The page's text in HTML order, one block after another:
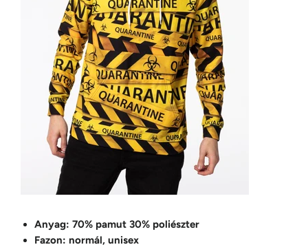
Anyag: 70% pamut 30% poliészter
Fazon: normál, unisex